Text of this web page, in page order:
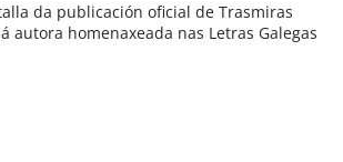
da publicación oficial de Trasmiras
autora homenaxeada nas Letras Galegas